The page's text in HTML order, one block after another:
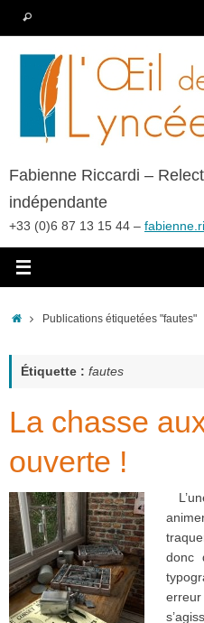
Rechercher
Fabienne Riccardi –
indépendante
+33 (0)6 87 13 15 44 –
AccueilPublications étiquetées "fautes"
Étiquette : fautes
La chasse
ouverte !
donc